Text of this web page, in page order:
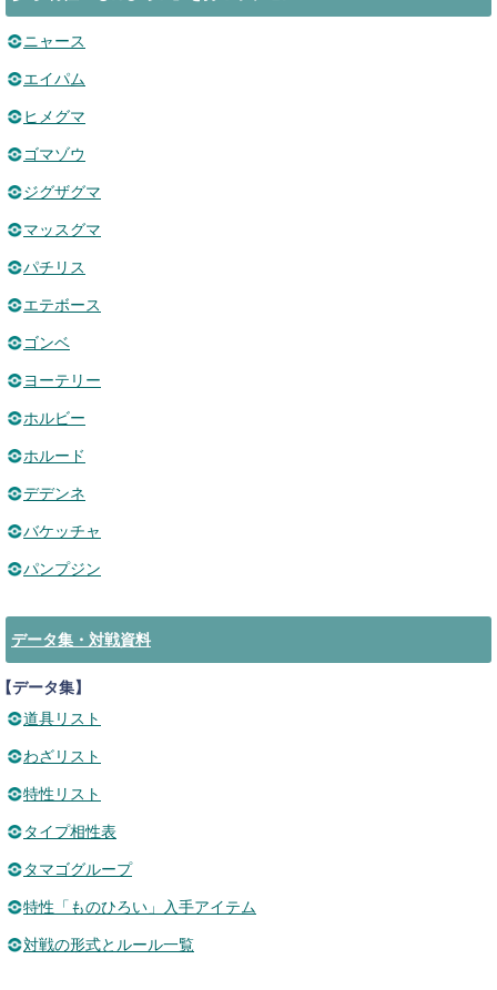
ニャース
エイパム
ヒメグマ
ゴマゾウ
ジグザグマ
マッスグマ
パチリス
エテボース
ゴンベ
ヨーテリー
ホルビー
ホルード
デデンネ
バケッチャ
パンプジン
データ集・対戦資料
データ集】
道具リスト
わざリスト
特性リスト
タイプ相性表
タマゴグループ
特性「ものひろい」入手アイテム
対戦の形式とルール一覧